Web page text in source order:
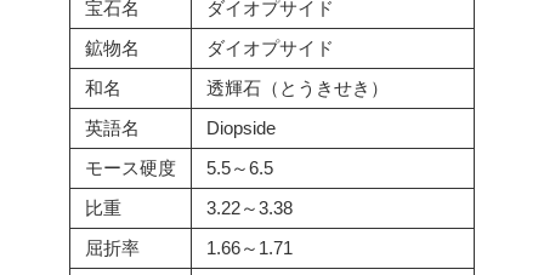
宝石名
ダイオプサイド
鉱物名
ダイオプサイド
和名
透輝石（とうきせき）
英語名
Diopside
モース硬度
5.5～6.5
比重
3.22～3.38
屈折率
1.66～1.71